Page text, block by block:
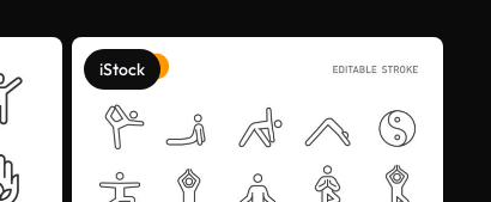
iStock